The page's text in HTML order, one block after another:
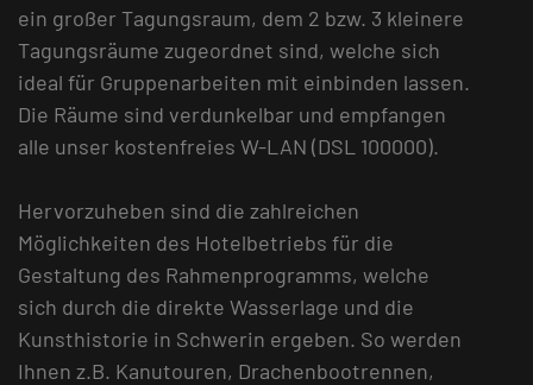
ein großer Tagungsraum, dem 2 bzw. 3 kleinere
Tagungsräume zugeordnet sind, welche sich
ideal für Gruppenarbeiten mit einbinden lassen.
Die Räume sind verdunkelbar und empfangen
alle unser kostenfreies W-LAN (DSL 100000).
Hervorzuheben sind die zahlreichen
Möglichkeiten des Hotelbetriebs für die
Gestaltung des Rahmenprogramms, welche
sich durch die direkte Wasserlage und die
Kunsthistorie in Schwerin ergeben. So werden
Ihnen z.B. Kanutouren, Drachenbootrennen,